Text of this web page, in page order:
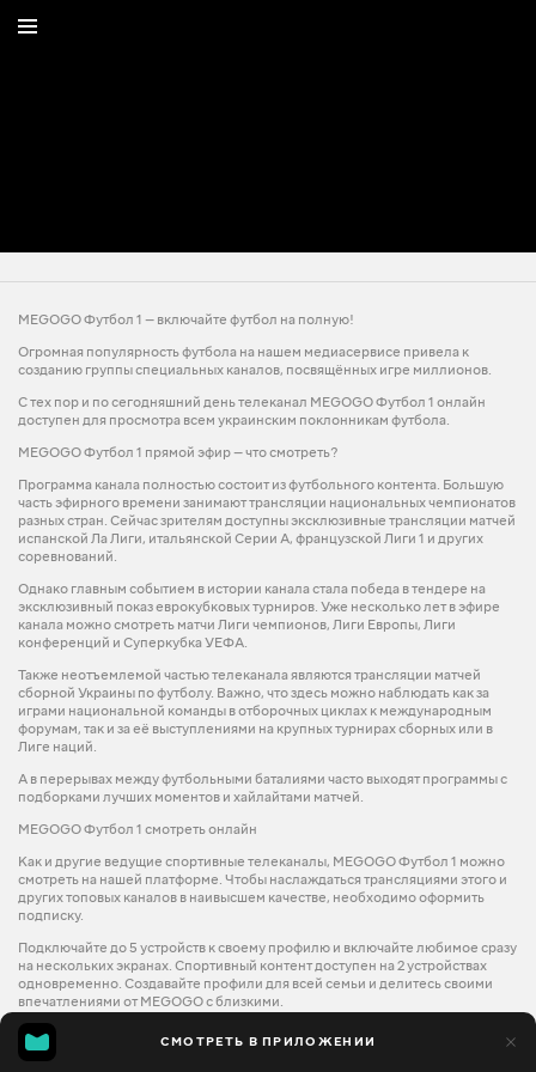
СМОТРЕТЬ В ПРИЛОЖЕНИИ
MEGOGO Футбол 1 — включайте футбол на полную!
Огромная популярность футбола на нашем медиасервисе привела к
созданию группы специальных каналов, посвящённых игре миллионов.
С тех пор и по сегодняшний день телеканал MEGOGO Футбол 1 онлайн
доступен для просмотра всем украинским поклонникам футбола.
MEGOGO Футбол 1 прямой эфир — что смотреть?
Программа канала полностью состоит из футбольного контента. Большую
часть эфирного времени занимают трансляции национальных чемпионатов
разных стран. Сейчас зрителям доступны эксклюзивные трансляции матчей
испанской Ла Лиги, итальянской Серии А, французской Лиги 1 и других
соревнований.
Однако главным событием в истории канала стала победа в тендере на
эксклюзивный показ еврокубковых турниров. Уже несколько лет в эфире
канала можно смотреть матчи Лиги чемпионов, Лиги Европы, Лиги
конференций и Суперкубка УЕФА.
Также неотъемлемой частью телеканала являются трансляции матчей
сборной Украины по футболу. Важно, что здесь можно наблюдать как за
играми национальной команды в отборочных циклах к международным
форумам, так и за её выступлениями на крупных турнирах сборных или в
Лиге наций.
А в перерывах между футбольными баталиями часто выходят программы с
подборками лучших моментов и хайлайтами матчей.
MEGOGO Футбол 1 смотреть онлайн
Как и другие ведущие спортивные телеканалы, MEGOGO Футбол 1 можно
смотреть на нашей платформе. Чтобы наслаждаться трансляциями этого и
других топовых каналов в наивысшем качестве, необходимо оформить
подписку.
Подключайте до 5 устройств к своему профилю и включайте любимое сразу
на нескольких экранах. Спортивный контент доступен на 2 устройствах
одновременно. Создавайте профили для всей семьи и делитесь своими
впечатлениями от MEGOGO с близкими.